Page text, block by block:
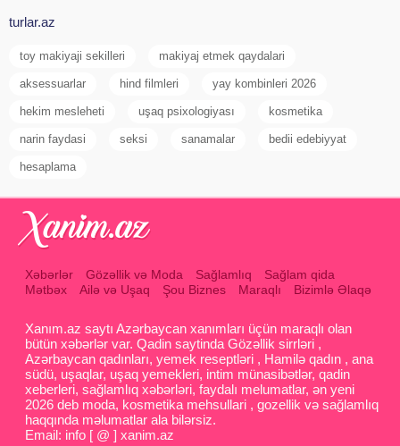
turlar.az
toy makiyaji sekilleri makiyaj etmek qaydalari
aksessuarlar hind filmleri yay kombinleri 2026
hekim mesleheti uşaq psixologiyası kosmetika
narin faydasi seksi sanamalar bedii edebiyyat
hesaplama
Xəbərlər Gözəllik və Moda Sağlamlıq
Sağlam qida
Mətbəx
Ailə və Uşaq Şou Biznes Maraqlı Bizimlə Əlaqə
Xanım.az saytı Azərbaycan xanımları üçün maraqlı olan
bütün xəbərlər var. Qadin saytinda Gözəllik sirrləri ,
Azərbaycan qadınları, yemek reseptləri , Hamilə qadın , ana
südü, uşaqlar, uşaq yemekleri, intim münasibətlər, qadin
xeberleri, sağlamlıq xəbərləri, faydalı melumatlar, ən yeni
2026 deb moda, kosmetika mehsullari , gozellik və sağlamlıq
haqqında məlumatlar ala bilərsiz.
Email: info [ @ ] xanim.az